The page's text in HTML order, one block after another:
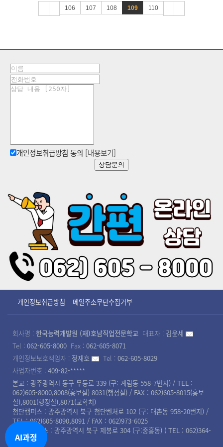
106 107 108 109 110
개인정보취급방침 동의 [내용보기]
상담문의
개인정보취급방침 메일주소무단수집거부
회사명 : 한국능력개발원 (재)호남직업전문학교 대표자 : 김윤세
Tel : 062-605-8000 Fax : 062-605-8071
개인정보보호책임자 : 정재호 Tel : 062-605-8029
사업자번호 : 409-82-*****
본교 : 광주광역시 동구 무등로 339 (구: 계림동 558-7번지) / TEL :
062)605-8000,8008(홍보실) 8031(행정실) / FAX : 062)605-8015(홍보
실),8001(행정실),8071(교학처)
첨단캠퍼스 : 광주광역시 북구 첨단벤처로 102 (구: 대촌동 958-20번지) /
TEL : 062)605-8090,8091 / FAX : 062)973-6025
북광주캠퍼스 : 광주광역시 북구 제봉로 304 (구:중흥동) ( TEL : 062)364-
8008 )
AI과정